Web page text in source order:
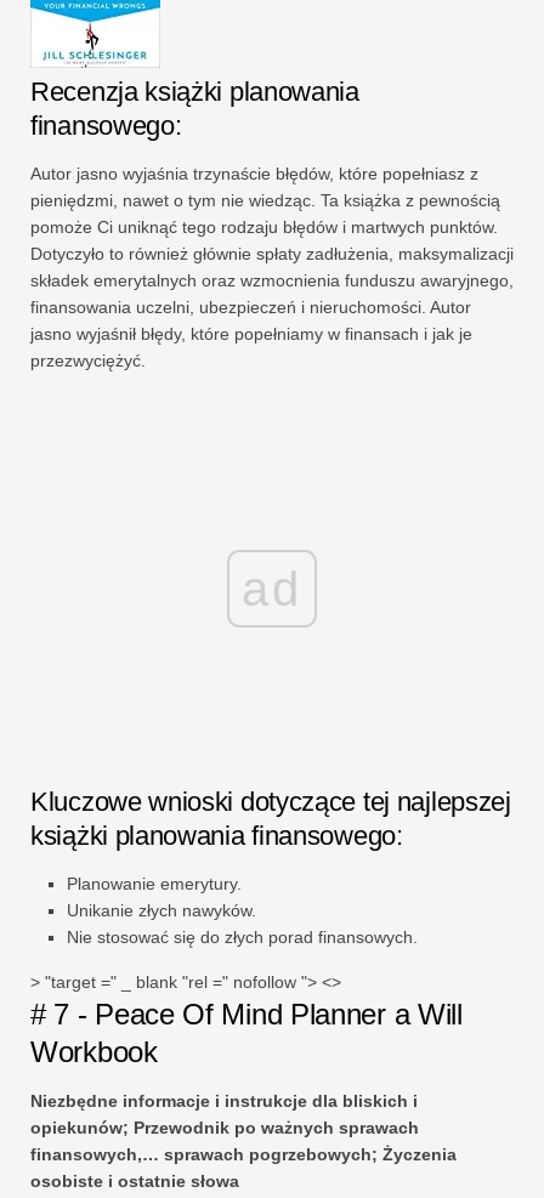
Recenzja książki planowania
finansowego:
Autor jasno wyjaśnia trzynaście błędów, które popełniasz z
pieniędzmi, nawet o tym nie wiedząc. Ta książka z pewnością
pomoże Ci uniknąć tego rodzaju błędów i martwych punktów.
Dotyczyło to również głównie spłaty zadłużenia, maksymalizacji
składek emerytalnych oraz wzmocnienia funduszu awaryjnego,
finansowania uczelni, ubezpieczeń i nieruchomości. Autor
jasno wyjaśnił błędy, które popełniamy w finansach i jak je
przezwyciężyć.
ad
Kluczowe wnioski dotyczące tej najlepszej
książki planowania finansowego:
Planowanie emerytury.
Unikanie złych nawyków.
Nie stosować się do złych porad finansowych.
> "target =" _ blank "rel =" nofollow "> <>
# 7 - Peace Of Mind Planner a Will
Workbook
Niezbędne informacje i instrukcje dla bliskich i
opiekunów; Przewodnik po ważnych sprawach
finansowych,… sprawach pogrzebowych; Życzenia
osobiste i ostatnie słowa